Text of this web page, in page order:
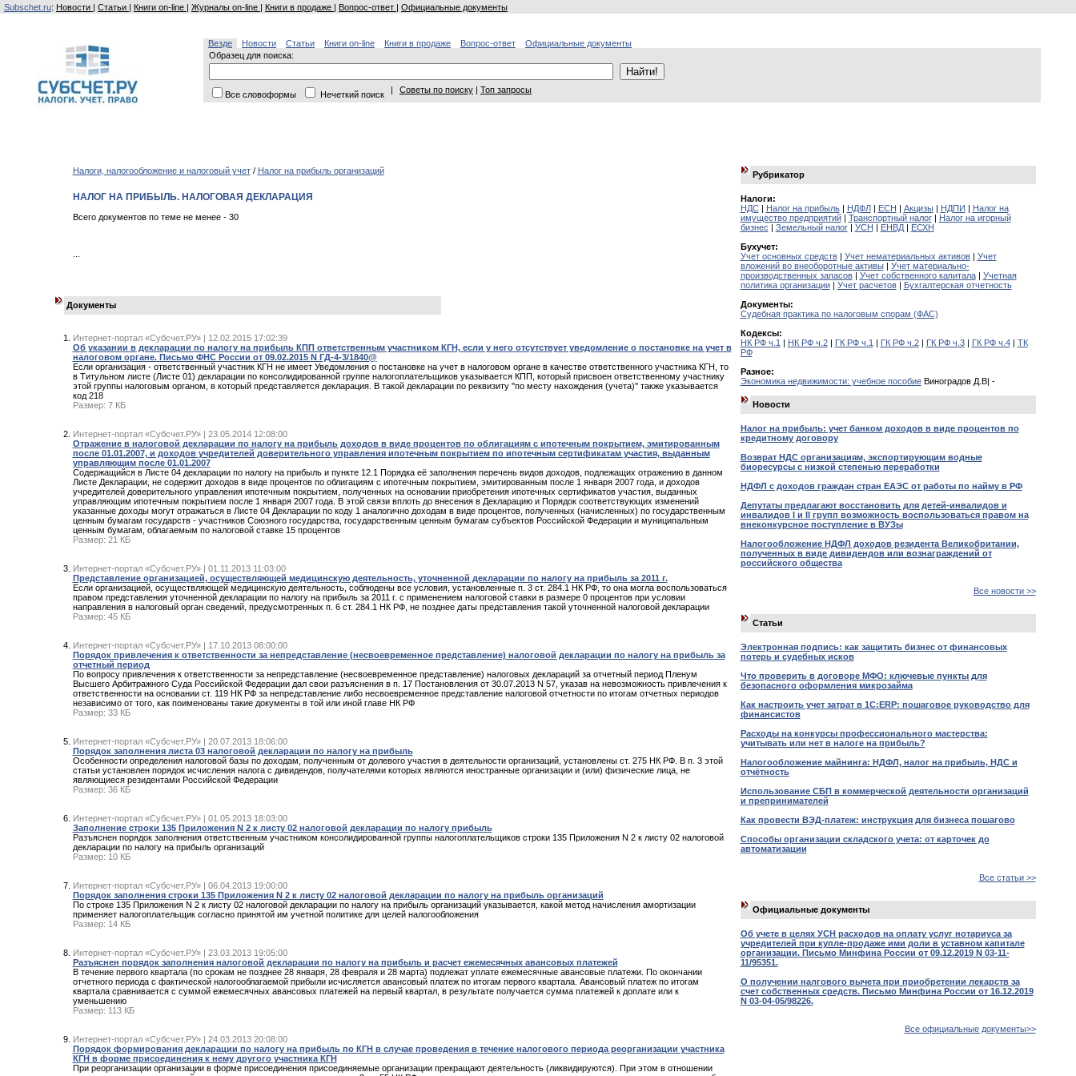
Subschet.ru: Новости | Статьи | Книги on-line | Журналы on-line | Книги в продаже | Вопрос-ответ | Официальные документы
Везде Новости Статьи Книги on-line Книги в продаже Вопрос-ответ
Официальные документы
Образец для поиска:
Все словоформы Нечеткий поиск | Советы по поиску | Топ запросы
Налоги, налогообложение и налоговый учет/ Налог на прибыль организаций
НАЛОГ НА ПРИБЫЛЬ. НАЛОГОВАЯ ДЕКЛАРАЦИЯ
Всего документов по теме не менее - 30
...
Документы
Интернет-портал «Субсчет.РУ» | 12.02.2015 17:02:39
Об указании в декларации по налогу на прибыль КПП ответственным участником КГН, если у него отсутствует уведомление о постановке на учет в
налоговом органе. Письмо ФНС России от 09.02.2015 N ГД-4-3/1840@
Если организация - ответственный участник КГН не имеет Уведомления о постановке на учет в налоговом органе в качестве ответственного участника КГН, то
в Титульном листе (Листе 01) декларации по консолидированной группе налогоплательщиков указывается КПП, который присвоен ответственному участнику
этой группы налоговым органом, в который представляется декларация. В такой декларации по реквизиту ''по месту нахождения (учета)'' также указывается
код 218
Размер: 7 КБ
Интернет-портал «Субсчет.РУ» | 23.05.2014 12:08:00
Отражение в налоговой декларации по налогу на прибыль доходов в виде процентов по облигациям с ипотечным покрытием, эмитированным
после 01.01.2007, и доходов учредителей доверительного управления ипотечным покрытием по ипотечным сертификатам участия, выданным
управляющим после 01.01.2007
Содержащийся в Листе 04 декларации по налогу на прибыль и пункте 12.1 Порядка её заполнения перечень видов доходов, подлежащих отражению в данном
Листе Декларации, не содержит доходов в виде процентов по облигациям с ипотечным покрытием, эмитированным после 1 января 2007 года, и доходов
учредителей доверительного управления ипотечным покрытием, полученных на основании приобретения ипотечных сертификатов участия, выданных
управляющим ипотечным покрытием после 1 января 2007 года. В этой связи вплоть до внесения в Декларацию и Порядок соответствующих изменений
указанные доходы могут отражаться в Листе 04 Декларации по коду 1 аналогично доходам в виде процентов, полученных (начисленных) по государственным
ценным бумагам государств - участников Союзного государства, государственным ценным бумагам субъектов Российской Федерации и муниципальным
ценным бумагам, облагаемым по налоговой ставке 15 процентов
Размер: 21 КБ
Интернет-портал «Субсчет.РУ» | 01.11.2013 11:03:00
Представление организацией, осуществляющей медицинскую деятельность, уточненной декларации по налогу на прибыль за 2011 г.
Если организацией, осуществляющей медицинскую деятельность, соблюдены все условия, установленные п. 3 ст. 284.1 НК РФ, то она могла воспользоваться
правом представления уточненной декларации по налогу на прибыль за 2011 г. с применением налоговой ставки в размере 0 процентов при условии
направления в налоговый орган сведений, предусмотренных п. 6 ст. 284.1 НК РФ, не позднее даты представления такой уточненной налоговой декларации
Размер: 45 КБ
Интернет-портал «Субсчет.РУ» | 17.10.2013 08:00:00
Порядок привлечения к ответственности за непредставление (несвоевременное представление) налоговой декларации по налогу на прибыль за
отчетный период
По вопросу привлечения к ответственности за непредставление (несвоевременное представление) налоговых деклараций за отчетный период Пленум
Высшего Арбитражного Суда Российской Федерации дал свои разъяснения в п. 17 Постановления от 30.07.2013 N 57, указав на невозможность привлечения к
ответственности на основании ст. 119 НК РФ за непредставление либо несвоевременное представление налоговой отчетности по итогам отчетных периодов
независимо от того, как поименованы такие документы в той или иной главе НК РФ
Размер: 33 КБ
Интернет-портал «Субсчет.РУ» | 20.07.2013 18:06:00
Порядок заполнения листа 03 налоговой декларации по налогу на прибыль
Особенности определения налоговой базы по доходам, полученным от долевого участия в деятельности организаций, установлены ст. 275 НК РФ. В п. 3 этой
статьи установлен порядок исчисления налога с дивидендов, получателями которых являются иностранные организации и (или) физические лица, не
являющиеся резидентами Российской Федерации
Размер: 36 КБ
Интернет-портал «Субсчет.РУ» | 01.05.2013 18:03:00
Заполнение строки 135 Приложения N 2 к листу 02 налоговой декларации по налогу прибыль
Разъяснен порядок заполнения ответственным участником консолидированной группы налогоплательщиков строки 135 Приложения N 2 к листу 02 налоговой
декларации по налогу на прибыль организаций
Размер: 10 КБ
Интернет-портал «Субсчет.РУ» | 06.04.2013 19:00:00
Порядок заполнения строки 135 Приложения N 2 к листу 02 налоговой декларации по налогу на прибыль организаций
По строке 135 Приложения N 2 к листу 02 налоговой декларации по налогу на прибыль организаций указывается, какой метод начисления амортизации
применяет налогоплательщик согласно принятой им учетной политике для целей налогообложения
Размер: 14 КБ
Интернет-портал «Субсчет.РУ» | 23.03.2013 19:05:00
Разъяснен порядок заполнения налоговой декларации по налогу на прибыль и расчет ежемесячных авансовых платежей
В течение первого квартала (по срокам не позднее 28 января, 28 февраля и 28 марта) подлежат уплате ежемесячные авансовые платежи. По окончании
отчетного периода с фактической налогооблагаемой прибыли исчисляется авансовый платеж по итогам первого квартала. Авансовый платеж по итогам
квартала сравнивается с суммой ежемесячных авансовых платежей на первый квартал, в результате получается сумма платежей к доплате или к
уменьшению
Размер: 113 КБ
Интернет-портал «Субсчет.РУ» | 24.03.2013 20:08:00
Порядок формирования декларации по налогу на прибыль по КГН в случае проведения в течение налогового периода реорганизации участника
КГН в форме присоединения к нему другого участника КГН
При реорганизации организации в форме присоединения присоединяемые организации прекращают деятельность (ликвидируются). При этом в отношении
Рубрикатор
Налоги:
НДС| Налог на прибыль| НДФЛ| ЕСН | Акцизы| НДПИ | Налог на
имущество предприятий| Транспортный налог| Налог на игорный
бизнес | Земельный налог| УСН | ЕНВД| ЕСХН
Бухучет:
Учет основных средств| Учет нематериальных активов| Учет
вложений во внеоборотные активы| Учет материально-
производственных запасов| Учет собственного капитала| Учетная
политика организации| Учет расчетов| Бухгалтерская отчетность
Документы:
Судебная практика по налоговым спорам (ФАС)
Кодексы:
НК РФ ч.1 | НК РФ ч.2| ГК РФ ч.1 | ГК РФ ч.2| ГК РФ ч.3| ГК РФ ч.4| ТК
РФ
Разное:
Экономика недвижимости: учебное пособиеВиноградов Д.В| -
Новости
Налог на прибыль: учет банком доходов в виде процентов по
кредитному договору
Возврат НДС организациям, экспортирующим водные
биоресурсы с низкой степенью переработки
НДФЛ с доходов граждан стран ЕАЭС от работы по найму в РФ
Депутаты предлагают восстановить для детей-инвалидов и
инвалидов I и II групп возможность воспользоваться правом на
внеконкурсное поступление в ВУЗы
Налогообложение НДФЛ доходов резидента Великобритании,
полученных в виде дивидендов или вознаграждений от
российского общества
Все новости >>
Статьи
Электронная подпись: как защитить бизнес от финансовых
потерь и судебных исков
Что проверить в договоре МФО: ключевые пункты для
безопасного оформления микрозайма
Как настроить учет затрат в 1С:ERP: пошаговое руководство для
финансистов
Расходы на конкурсы профессионального мастерства:
учитывать или нет в налоге на прибыль?
Налогообложение майнинга: НДФЛ, налог на прибыль, НДС и
отчётность
Использование СБП в коммерческой деятельности организаций
и препринимателей
Как провести ВЭД-платеж: инструкция для бизнеса пошагово
Способы организации складского учета: от карточек до
автоматизации
Все статьи >>
Официальные документы
Об учете в целях УСН расходов на оплату услуг нотариуса за
учредителей при купле-продаже ими доли в уставном капитале
организации. Письмо Минфина России от 09.12.2019 N 03-11-
11/95351.
О получении налгового вычета при приобретении лекарств за
счет собственных средств. Письмо Минфина России от 16.12.2019
N 03-04-05/98226.
Все официальные документы>>